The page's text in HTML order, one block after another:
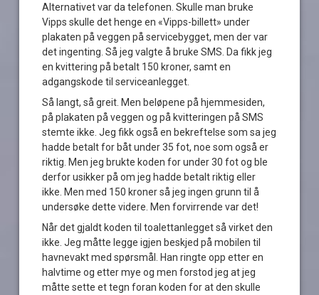
Alternativet var da telefonen. Skulle man bruke
Vipps skulle det henge en «Vipps-billett» under
plakaten på veggen på servicebygget, men der var
det ingenting. Så jeg valgte å bruke SMS. Da fikk jeg
en kvittering på betalt 150 kroner, samt en
adgangskode til serviceanlegget.
Så langt, så greit. Men beløpene på hjemmesiden,
på plakaten på veggen og på kvitteringen på SMS
stemte ikke. Jeg fikk også en bekreftelse som sa jeg
hadde betalt for båt under 35 fot, noe som også er
riktig. Men jeg brukte koden for under 30 fot og ble
derfor usikker på om jeg hadde betalt riktig eller
ikke. Men med 150 kroner så jeg ingen grunn til å
undersøke dette videre. Men forvirrende var det!
Når det gjaldt koden til toalettanlegget så virket den
ikke. Jeg måtte legge igjen beskjed på mobilen til
havnevakt med spørsmål. Han ringte opp etter en
halvtime og etter mye og men forstod jeg at jeg
måtte sette et tegn foran koden for at den skulle